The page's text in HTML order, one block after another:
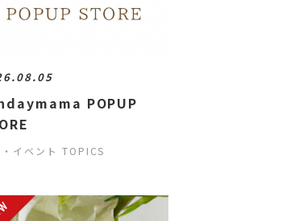
POPUP
イベント TOPICS